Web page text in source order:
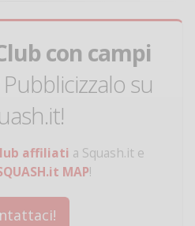
con campi
Pubblicizzalo su
affiliati a Squash.it e
MAP!